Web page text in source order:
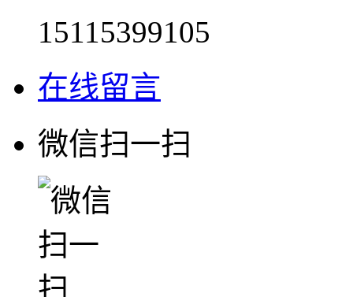
15115399105
在线留言
微信扫一扫